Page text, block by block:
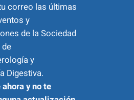
correo las últimas
y
de la Sociedad
y
Digestiva.
y no te